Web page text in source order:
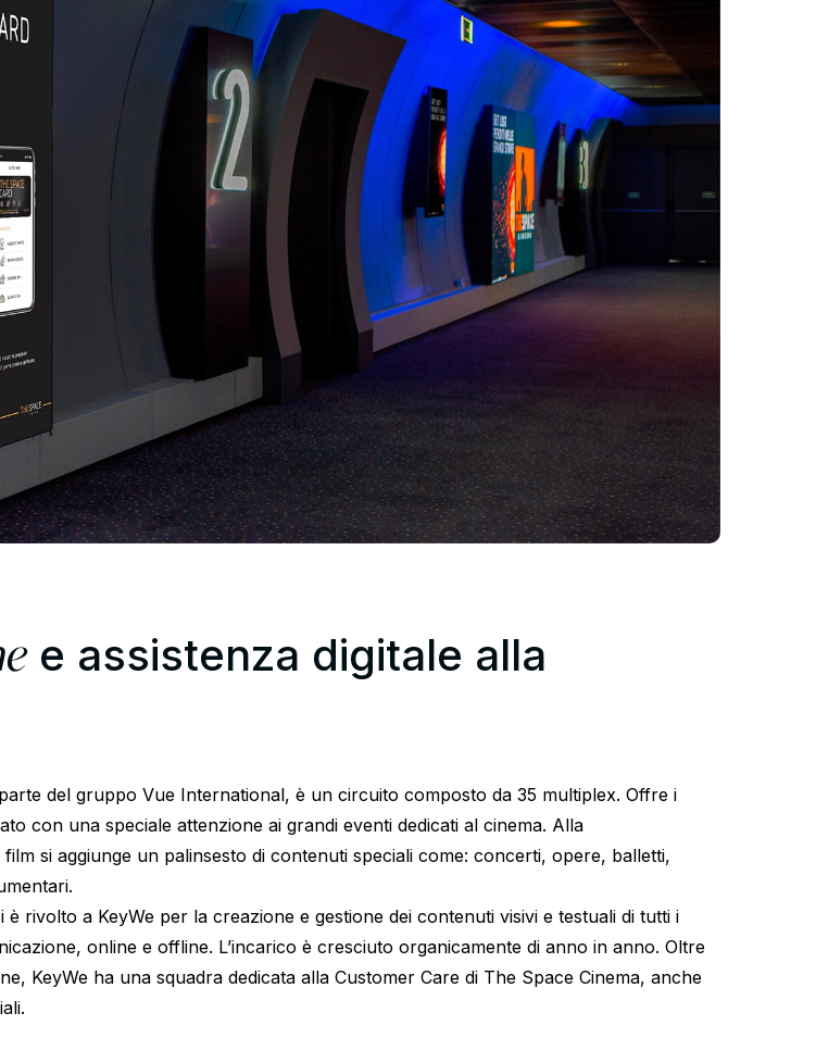
e assistenza digitale alla
del gruppo Vue International, è un circuito composto da 35 multiplex. Offre i
con una speciale attenzione ai grandi eventi dedicati al cinema. Alla
si aggiunge un palinsesto di contenuti speciali come: concerti, opere, balletti,
è rivolto a KeyWe per la creazione e gestione dei contenuti visivi e testuali di tutti i
online e offline. L’incarico è cresciuto organicamente di anno in anno. Oltre
KeyWe ha una squadra dedicata alla Customer Care di The Space Cinema, anche